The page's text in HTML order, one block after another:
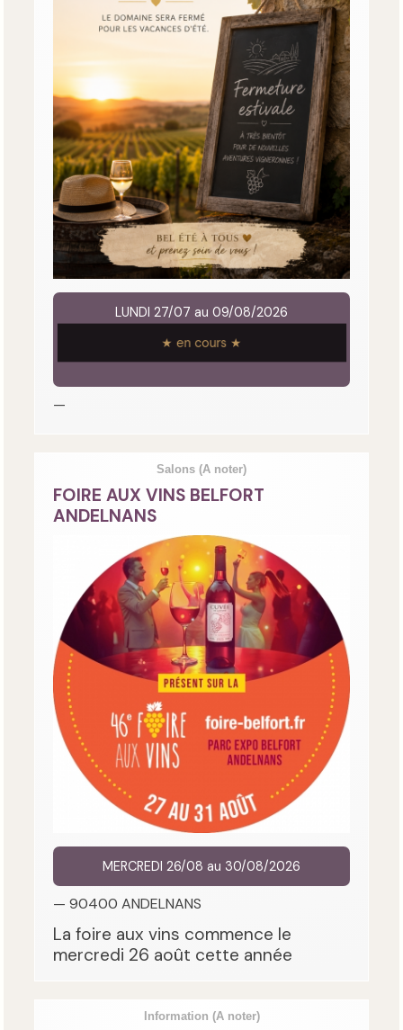
LUNDI 27/07 au 09/08/2026
★ en cours ★
—
Salons (A noter)
FOIRE AUX VINS BELFORT
ANDELNANS
MERCREDI 26/08 au 30/08/2026
— 90400 ANDELNANS
La foire aux vins commence le
mercredi 26 août cette année
Information (A noter)